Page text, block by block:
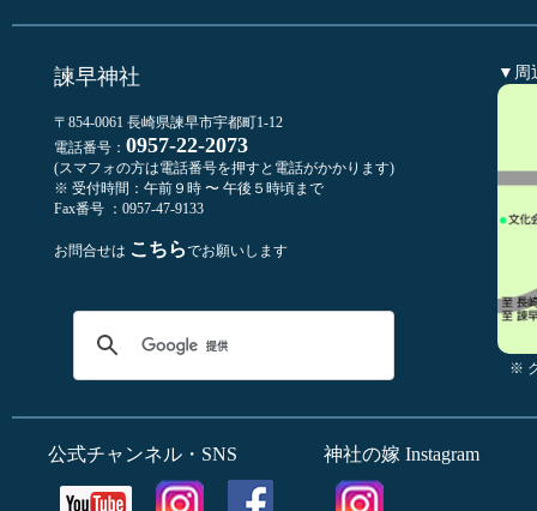
諫早神社
〒854-0061 長崎県諫早市宇都町1-12
電話番号： 0957-22-2073
(スマフォの方は電話番号を押すと電話がかかります)
※ 受付時間：午前９時 〜 午後５時頃まで
Fax番号 ：0957-47-9133
お問合せは こちらでお願いします
▼周
※
公式チャンネル・SNS 神社の嫁 Instagram